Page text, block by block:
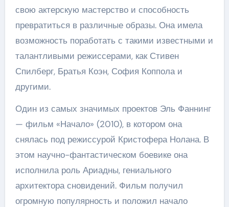
свою актерскую мастерство и способность
превратиться в различные образы. Она имела
возможность поработать с такими известными и
талантливыми режиссерами, как Стивен
Спилберг, Братья Коэн, София Коппола и
другими.
Один из самых значимых проектов Эль Фаннинг
— фильм «Начало» (2010), в котором она
снялась под режиссурой Кристофера Нолана. В
этом научно-фантастическом боевике она
исполнила роль Ариадны, гениального
архитектора сновидений. Фильм получил
огромную популярность и положил начало